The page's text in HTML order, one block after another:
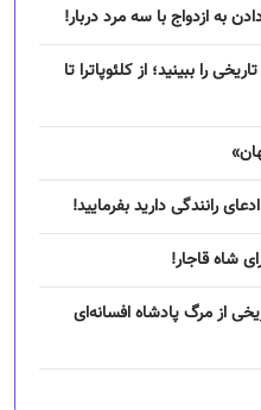
به ازدواج با سه مرد دربار!
را ببینید؛ از کلئوپاترا تا
شاه قاجار!
از مرگ پادشاه افسانه‌ای